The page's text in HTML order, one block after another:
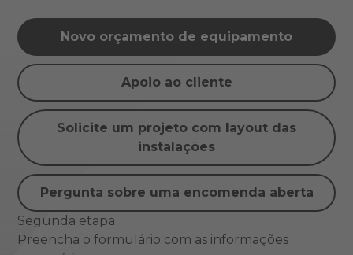
Novo orçamento de equipamento
Apoio ao cliente
Solicite um projeto com layout das
instalações
Pergunta sobre uma encomenda aberta
Segunda etapa
Preencha o formulário com as informações